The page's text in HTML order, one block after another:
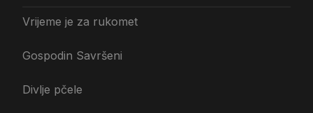
Vrijeme je za rukomet
Gospodin Savršeni
Divlje pčele